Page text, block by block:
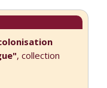
, collection